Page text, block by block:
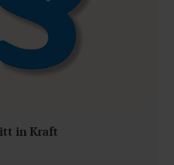
in Kraft